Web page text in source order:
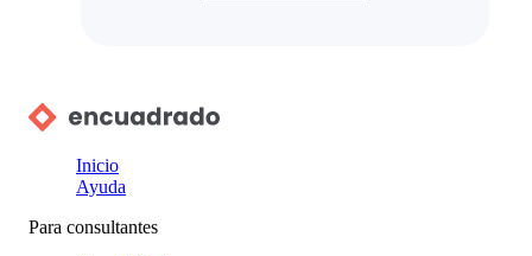
Inicio
Ayuda
Para consultantes